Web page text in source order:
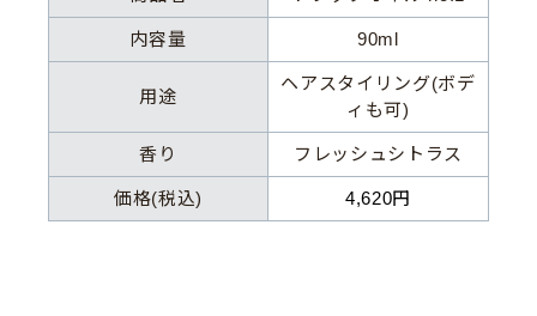
内容量 90ml
用途
ヘアスタイリング(ボデ
ィも可)
香り フレッシュシトラス
価格(税込) 4,620円